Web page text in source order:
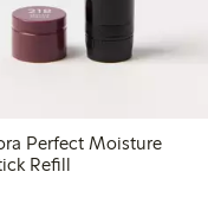
Perfect Moisture
Refill
kr